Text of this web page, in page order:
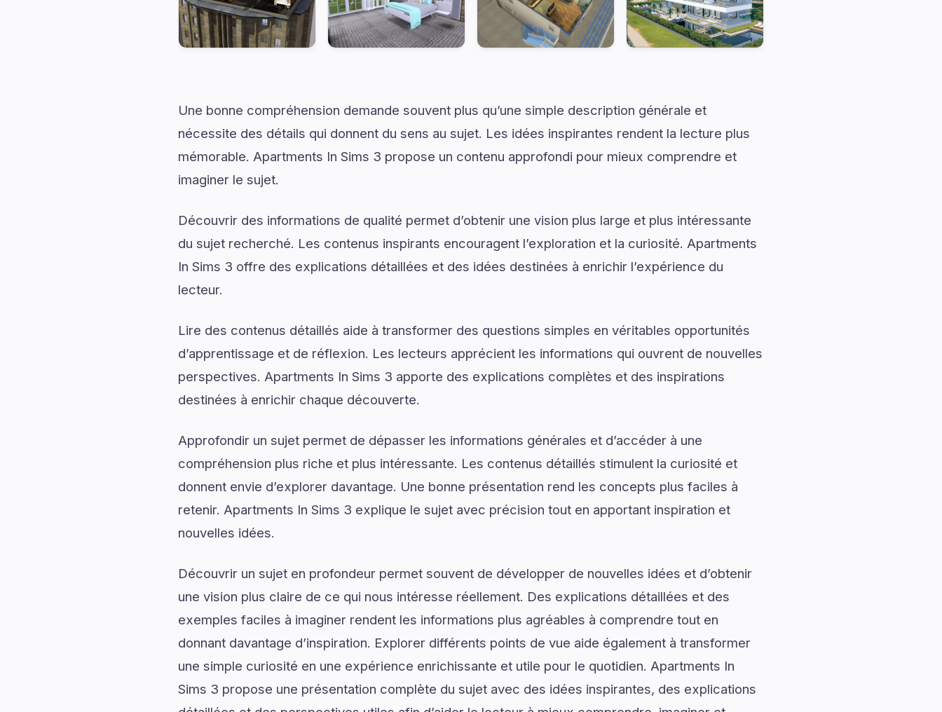
Une bonne compréhension demande souvent plus qu’une simple description générale et
nécessite des détails qui donnent du sens au sujet. Les idées inspirantes rendent la lecture plus
mémorable. Apartments In Sims 3 propose un contenu approfondi pour mieux comprendre et
imaginer le sujet.
Découvrir des informations de qualité permet d’obtenir une vision plus large et plus intéressante
du sujet recherché. Les contenus inspirants encouragent l’exploration et la curiosité. Apartments
In Sims 3 offre des explications détaillées et des idées destinées à enrichir l’expérience du
lecteur.
Lire des contenus détaillés aide à transformer des questions simples en véritables opportunités
d’apprentissage et de réflexion. Les lecteurs apprécient les informations qui ouvrent de nouvelles
perspectives. Apartments In Sims 3 apporte des explications complètes et des inspirations
destinées à enrichir chaque découverte.
Approfondir un sujet permet de dépasser les informations générales et d’accéder à une
compréhension plus riche et plus intéressante. Les contenus détaillés stimulent la curiosité et
donnent envie d’explorer davantage. Une bonne présentation rend les concepts plus faciles à
retenir. Apartments In Sims 3 explique le sujet avec précision tout en apportant inspiration et
nouvelles idées.
Découvrir un sujet en profondeur permet souvent de développer de nouvelles idées et d’obtenir
une vision plus claire de ce qui nous intéresse réellement. Des explications détaillées et des
exemples faciles à imaginer rendent les informations plus agréables à comprendre tout en
donnant davantage d’inspiration. Explorer différents points de vue aide également à transformer
une simple curiosité en une expérience enrichissante et utile pour le quotidien. Apartments In
Sims 3 propose une présentation complète du sujet avec des idées inspirantes, des explications